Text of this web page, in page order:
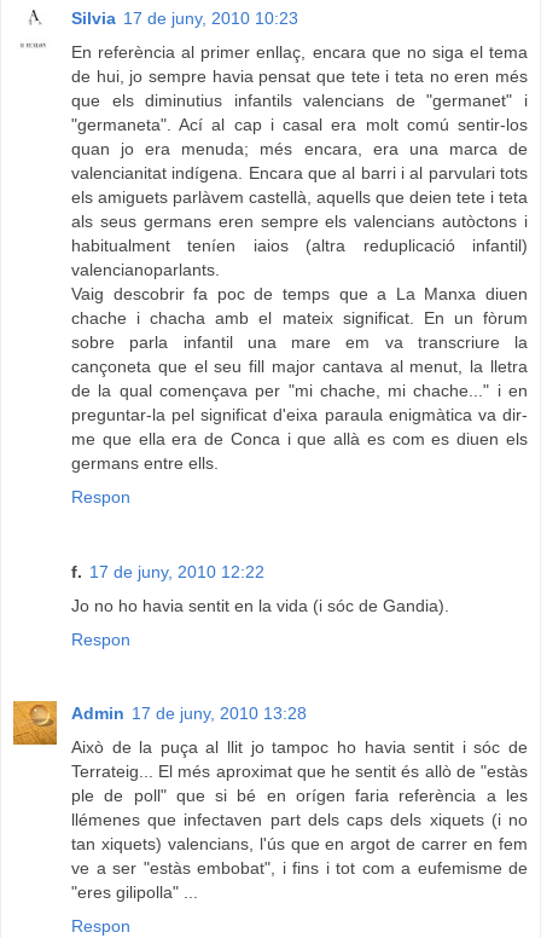
Silvia 17 de juny, 2010 10:23
En referència al primer enllaç, encara que no siga el tema
de hui, jo sempre havia pensat que tete i teta no eren més
que els diminutius infantils valencians de "germanet" i
"germaneta". Ací al cap i casal era molt comú sentir-los
quan jo era menuda; més encara, era una marca de
valencianitat indígena. Encara que al barri i al parvulari tots
els amiguets parlàvem castellà, aquells que deien tete i teta
als seus germans eren sempre els valencians autòctons i
habitualment teníen iaios (altra reduplicació infantil)
valencianoparlants.
Vaig descobrir fa poc de temps que a La Manxa diuen
chache i chacha amb el mateix significat. En un fòrum
sobre parla infantil una mare em va transcriure la
cançoneta que el seu fill major cantava al menut, la lletra
de la qual començava per "mi chache, mi chache..." i en
preguntar-la pel significat d'eixa paraula enigmàtica va dir-
me que ella era de Conca i que allà es com es diuen els
germans entre ells.
Respon
f. 17 de juny, 2010 12:22
Jo no ho havia sentit en la vida (i sóc de Gandia).
Respon
Admin 17 de juny, 2010 13:28
Això de la puça al llit jo tampoc ho havia sentit i sóc de
Terrateig... El més aproximat que he sentit és allò de "estàs
ple de poll" que si bé en orígen faria referència a les
llémenes que infectaven part dels caps dels xiquets (i no
tan xiquets) valencians, l'ús que en argot de carrer en fem
ve a ser "estàs embobat", i fins i tot com a eufemisme de
"eres gilipolla" ...
Respon